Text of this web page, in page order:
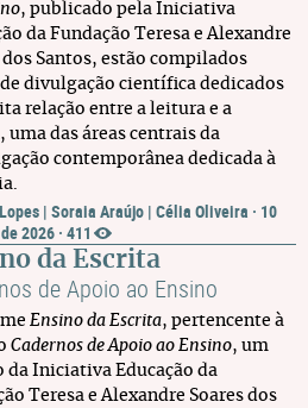
, publicado pela Iniciativa
da Fundação Teresa e Alexandre
dos Santos, estão compilados
divulgação científica dedicados
relação entre a leitura e a
uma das áreas centrais da
contemporânea dedicada à
| Soraia Araújo | Célia Oliveira · 10
2026 · 411
da Escrita
de Apoio ao Ensino
Ensino da Escrita, pertencente à
Cadernos de Apoio ao Ensino, um
da Iniciativa Educação da
Teresa e Alexandre Soares dos